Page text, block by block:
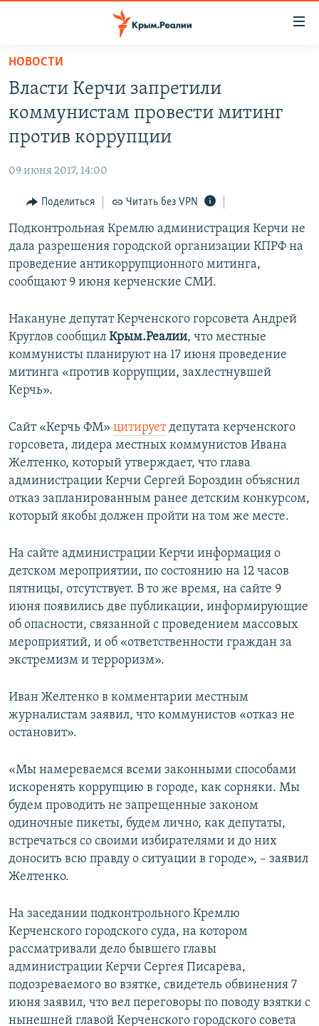
Вернуться
основному
содержанию
главной
Вернутся
поиску
СПЕЦПРОЕКТЫ
11 ЛЕТ ОККУПАЦИИ КРЫМА. 11 ИСТОРИЙ СОПРОТИВЛЕНИЯ
ЕЩЕ
ИНТЕРАКТИВ
ИНФОГРАФИКА
ТЕЛЕПРОЕКТ КРЫМ.РЕАЛИИ
СОВЕТЫ ПРАВОЗАЩИТНИКОВ
ПОБЕДИТЕЛЕЙ НЕ СУДЯТ?
КРЫМ.НЕПОКОРЕННЫЙ
РАДІО СВОБОДА
КАК ОБОЙТИ БЛОКИРОВКУ
Українською
ПРИСОЕДИНЯЙТЕСЬ!
Все сайты RFE/RL
НОВОСТИ
Власти Керчи запретили
коммунистам провести митинг
против коррупции
09 июня 2017, 14:00
Поделиться Читать без VPN
Подконтрольная Кремлю администрация Керчи не
дала разрешения городской организации КПРФ на
проведение антикоррупционного митинга,
сообщают 9 июня керченские СМИ.
Накануне депутат Керченского горсовета Андрей
Круглов сообщил Крым.Реалии, что местные
коммунисты планируют на 17 июня проведение
митинга «против коррупции, захлестнувшей
Керчь».
Сайт «Керчь ФМ» цитируетдепутата керченского
горсовета, лидера местных коммунистов Ивана
Желтенко, который утверждает, что глава
администрации Керчи Сергей Бороздин объяснил
отказ запланированным ранее детским конкурсом,
который якобы должен пройти на том же месте.
На сайте администрации Керчи информация о
детском мероприятии, по состоянию на 12 часов
пятницы, отсутствует. В то же время, на сайте 9
июня появились две публикации, информирующие
об опасности, связанной с проведением массовых
мероприятий, и об «ответственности граждан за
экстремизм и терроризм».
Иван Желтенко в комментарии местным
журналистам заявил, что коммунистов «отказ не
остановит».
«Мы намереваемся всеми законными способами
искоренять коррупцию в городе, как сорняки. Мы
будем проводить не запрещенные законом
одиночные пикеты, будем лично, как депутаты,
встречаться со своими избирателями и до них
доносить всю правду о ситуации в городе», – заявил
Желтенко.
На заседании подконтрольного Кремлю
Керченского городского суда, на котором
рассматривали дело бывшего главы
администрации Керчи Сергея Писарева,
подозреваемого во взятке, свидетель обвинения 7
июня заявил, что вел переговоры по поводу взятки с
нынешней главой Керченского городского совета